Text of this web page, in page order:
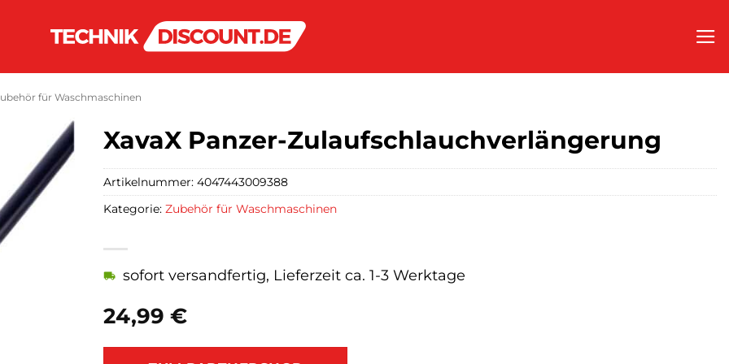
für Waschmaschinen
XavaX Panzer-Zulaufschlauchverlängerung
24,99 €
sofort versandfertig, Lieferzeit ca. 1-3 Werktage
Artikelnummer: 4047443009388
Kategorie: Zubehör für Waschmaschinen